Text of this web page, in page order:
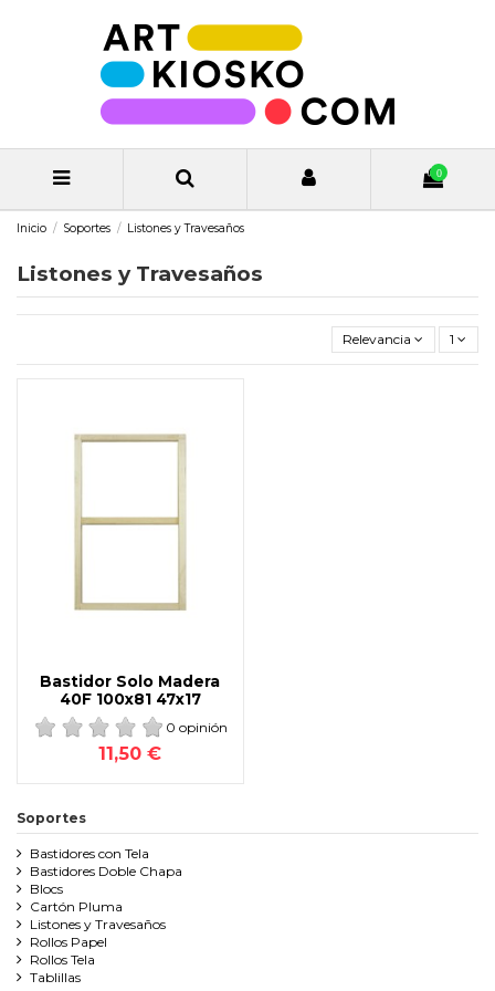
0
Inicio Soportes Listones y Travesaños
Listones y Travesaños
Relevancia 1
Bastidor Solo Madera
40F 100x81 47x17
0 opinión
11,50 €
Soportes
Bastidores con Tela
Bastidores Doble Chapa
Blocs
Cartón Pluma
Listones y Travesaños
Rollos Papel
Rollos Tela
Tablillas